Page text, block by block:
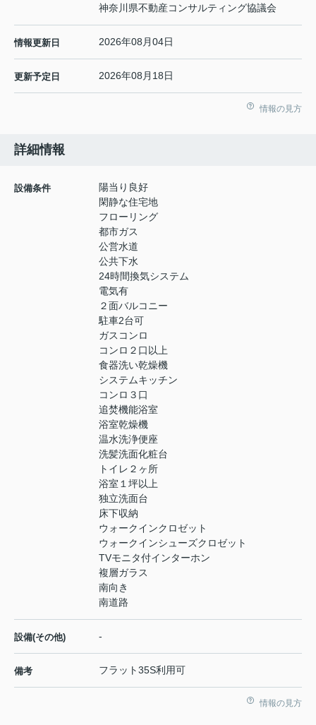
神奈川県不動産コンサルティング協議会
情報更新日 2026年08月04日
更新予定日 2026年08月18日
情報の見方
詳細情報
設備条件
陽当り良好
閑静な住宅地
フローリング
都市ガス
公営水道
公共下水
24時間換気システム
電気有
２面バルコニー
駐車2台可
ガスコンロ
コンロ２口以上
食器洗い乾燥機
システムキッチン
コンロ３口
追焚機能浴室
浴室乾燥機
温水洗浄便座
洗髪洗面化粧台
トイレ２ヶ所
浴室１坪以上
独立洗面台
床下収納
ウォークインクロゼット
ウォークインシューズクロゼット
TVモニタ付インターホン
複層ガラス
南向き
南道路
設備(その他) -
備考 フラット35S利用可
情報の見方